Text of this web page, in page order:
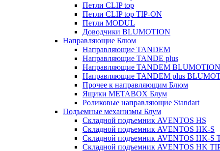
Петли CLIP top
Петли CLIP top TIP-ON
Петли MODUL
Доводчики BLUMOTION
Направляющие Блюм
Направляющие TANDEM
Направляющие TANDE plus
Направляющие TANDEM BLUMOTION
Направляющие TANDEM plus
Прочее к направляющим Блюм
Ящики METABOX Блум
Роликовые направляющие Standart
Подъемные механизмы Блум
Складной подъемник AVENTOS HS
Складной подъемник AVENTOS HK-S
Складной подъемник AVENTOS HK-S
Складной подъемник AVENTOS HK